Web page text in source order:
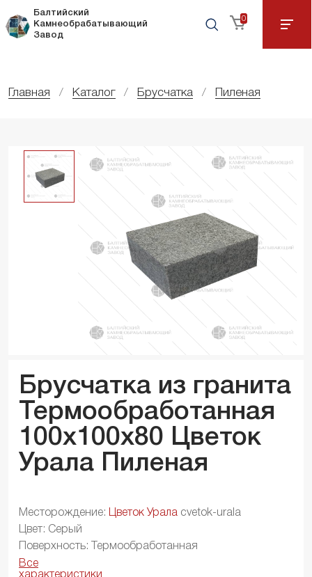
Балтийский
Камнеобрабатывающий
Завод
0
Главная Каталог Брусчатка Пиленая
Брусчатка из гранита
Термообработанная
100x100x80 Цветок
Урала Пиленая
Месторождение: Цветок Урала cvetok-urala
Цвет: Серый
Поверхность: Термообработанная
Все
характеристики